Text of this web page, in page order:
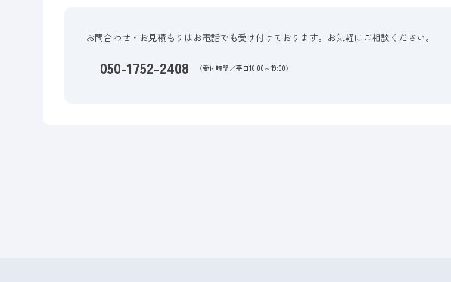
お問合わせ・お見積もりはお電話でも受け付けております。お気軽にご相談ください。
050-1752-2408 （受付時間／平日10:00～19:00）